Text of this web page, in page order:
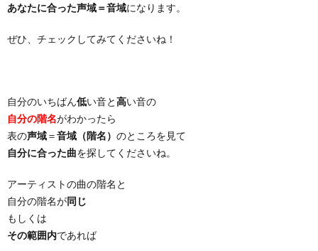
あなたに合った声域＝音域になります。
ぜひ、チェックしてみてくださいね！
自分のいちばん低い音と高い音の
自分の階名がわかったら
表の声域＝音域（階名） のところを見て
自分に合った曲を探してくださいね。
アーティストの曲の階名と
自分の階名が同じ
もしくは
その範囲内であれば